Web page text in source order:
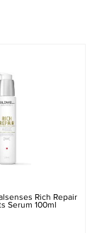
Rich Repair
Serum 100ml